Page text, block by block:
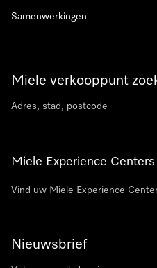
Miele verkooppunt
Miele Experience Centers
Vind uw Miele Experience
Nieuwsbrief
Samenwerkingen